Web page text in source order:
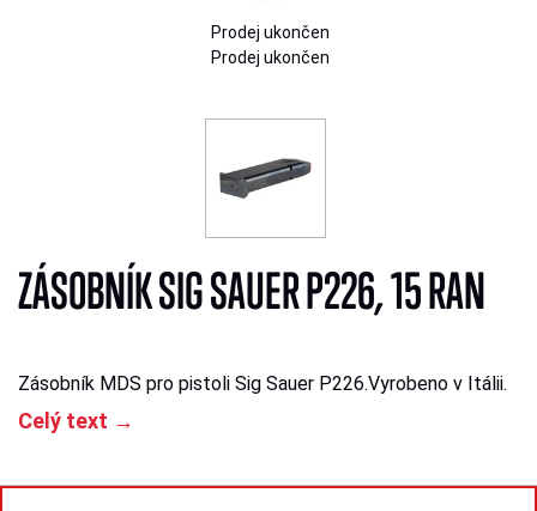
Prodej ukončen
Prodej ukončen
ZÁSOBNÍK SIG SAUER P226, 15 RAN
Zásobník MDS pro pistoli Sig Sauer P226.Vyrobeno v Itálii.
Celý text →